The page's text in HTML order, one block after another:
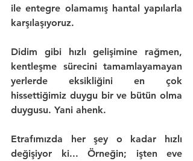
ile entegre olamamış hantal yapılarla
karşılaşıyoruz.
Didim gibi hızlı gelişimine rağmen,
kentleşme sürecini tamamlayamayan
yerlerde eksikliğini en çok
hissettiğimiz duygu bir ve bütün olma
duygusu. Yani ahenk.
Etrafımızda her şey o kadar hızlı
değişiyor ki... Örneğin; işten eve